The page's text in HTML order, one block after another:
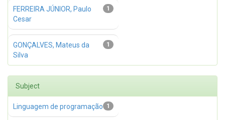
1
FERREIRA JÚNIOR, Paulo
Cesar
1
GONÇALVES, Mateus da
Silva
Subject
1
Linguagem de programação